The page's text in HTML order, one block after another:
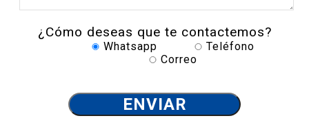
¿Cómo deseas que te contactemos?
Whatsapp
Teléfono
Correo